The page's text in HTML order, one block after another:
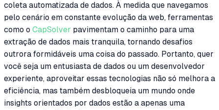
coleta automatizada de dados. À medida que navegamos
pelo cenário em constante evolução da web, ferramentas
como o CapSolver pavimentam o caminho para uma
extração de dados mais tranquila, tornando desafios
outrora formidáveis uma coisa do passado. Portanto, quer
você seja um entusiasta de dados ou um desenvolvedor
experiente, aproveitar essas tecnologias não só melhora a
eficiência, mas também desbloqueia um mundo onde
insights orientados por dados estão a apenas uma